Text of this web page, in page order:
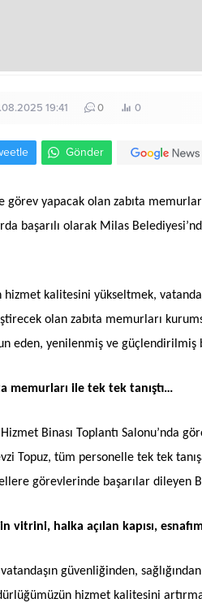
19:41 0 0
Gönder
görev yapacak olan zabıta
başarılı olarak Milas
hizmet kalitesini yükseltmek,
olan zabıta memurları
eden, yenilenmiş ve
memurları ile tek tek tanıştı…
Binası Toplantı Salonu’nda
Topuz, tüm personelle tek tek
görevlerinde başarılar dileyen
vitrini, halka açılan kapısı,
güvenliğinden,
hizmet kalitesini